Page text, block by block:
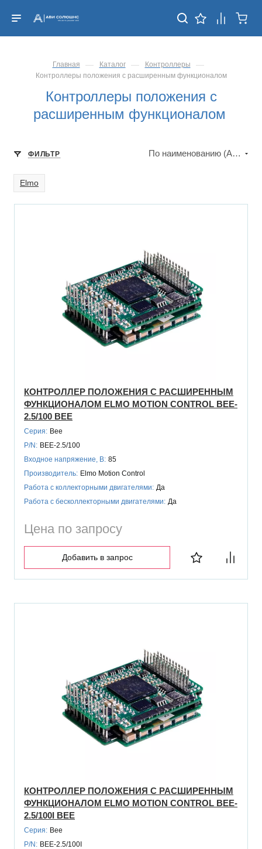
Главная — Каталог — Контроллеры —
Контроллеры положения с расширенным функционалом
Контроллеры положения с
расширенным функционалом
ФИЛЬТР По наименованию (А-Я)
Elmo
КОНТРОЛЛЕР ПОЛОЖЕНИЯ С РАСШИРЕННЫМ
ФУНКЦИОНАЛОМ ELMO MOTION CONTROL BEE-
2.5/100 BEE
Серия: Bee
P/N: BEE-2.5/100
Входное напряжение, В: 85
Производитель: Elmo Motion Control
Работа с коллекторными двигателями: Да
Работа с бесколлекторными двигателями: Да
Цена по запросу
Добавить в запрос
КОНТРОЛЛЕР ПОЛОЖЕНИЯ С РАСШИРЕННЫМ
ФУНКЦИОНАЛОМ ELMO MOTION CONTROL BEE-
2.5/100I BEE
Серия: Bee
P/N: BEE-2.5/100I